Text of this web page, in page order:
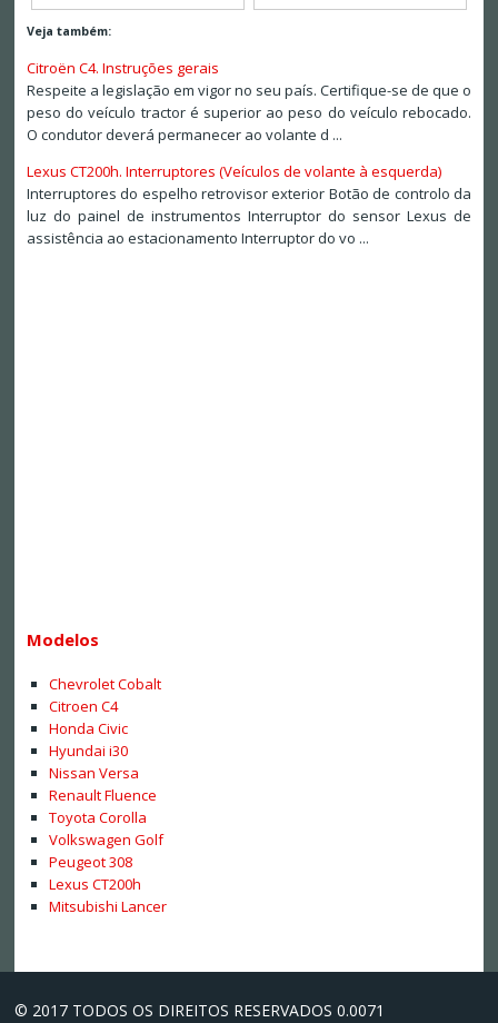
Veja também:
Citroën C4. Instruções gerais
Respeite a legislação em vigor no seu país. Certifique-se de que o
peso do veículo tractor é superior ao peso do veículo rebocado.
O condutor deverá permanecer ao volante d ...
Lexus CT200h. Interruptores (Veículos de volante à esquerda)
Interruptores do espelho retrovisor exterior Botão de controlo da
luz do painel de instrumentos Interruptor do sensor Lexus de
assistência ao estacionamento Interruptor do vo ...
Modelos
Chevrolet Cobalt
Citroen C4
Honda Civic
Hyundai i30
Nissan Versa
Renault Fluence
Toyota Corolla
Volkswagen Golf
Peugeot 308
Lexus CT200h
Mitsubishi Lancer
© 2017 TODOS OS DIREITOS RESERVADOS 0.0071